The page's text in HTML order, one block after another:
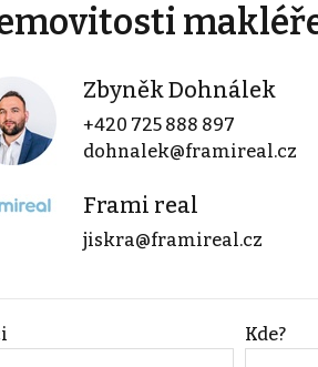
Zbyněk Dohnálek
+420 725 888 897
dohnalek@framireal.cz
Frami real
jiskra@framireal.cz
Kde?